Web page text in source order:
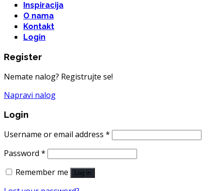
Inspiracija
O nama
Kontakt
Login
Register
Nemate nalog? Registrujte se!
Napravi nalog
Login
Username or email address *
Password *
Remember me
Log in